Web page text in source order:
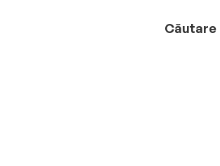
Căutare